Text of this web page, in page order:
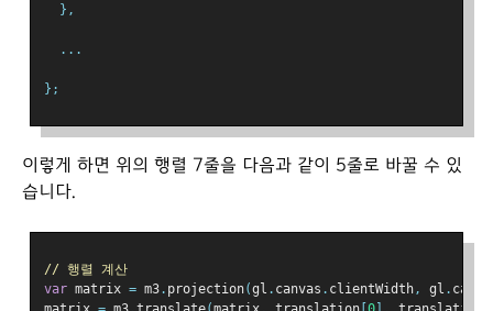
},
...
};
이렇게 하면 위의 행렬 7줄을 다음과 같이 5줄로 바꿀 수 있
습니다.
// 행렬 계산
var matrix = m3. projection(gl . canvas . clientWidth, gl .